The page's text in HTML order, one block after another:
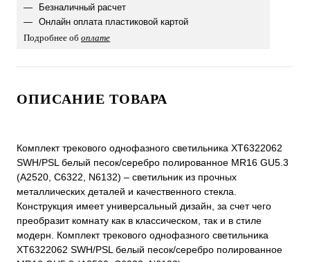
Безналичный расчет
Онлайн оплата пластиковой картой
Подробнее об оплате
ОПИСАНИЕ ТОВАРА
Комплект трекового однофазного светильника XT6322062
SWH/PSL белый песок/серебро полированное MR16 GU5.3
(A2520, C6322, N6132) – светильник из прочных
металлических деталей и качественного стекла.
Конструкция имеет универсальный дизайн, за счет чего
преобразит комнату как в классическом, так и в стиле
модерн. Комплект трекового однофазного светильника
XT6322062 SWH/PSL белый песок/серебро полированное